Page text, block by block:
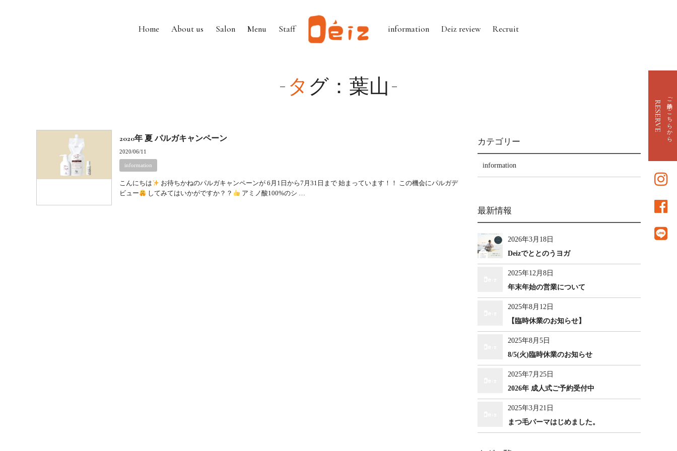
Home About us Salon Menu Staff information Deiz review Recruit
ご予約はこちらから
RESERVE
タグ：葉山
2020年 夏 パルガキャンペーン
2020/06/11
information
こんにちは
お待ちかねのパルガキャンペーンが 6月1日から7月31日まで 始まっています！！ この機会にパルガデ
ビュー
してみてはいかがですか？？ アミノ酸100%のシ …
カテゴリー
information
最新情報
2026年3月18日
Deizでととのうヨガ
2025年12月8日
年末年始の営業について
2025年8月12日
【臨時休業のお知らせ】
2025年8月5日
8/5(火)臨時休業のお知らせ
2025年7月25日
2026年 成人式ご予約受付中
2025年3月21日
まつ毛パーマはじめました。